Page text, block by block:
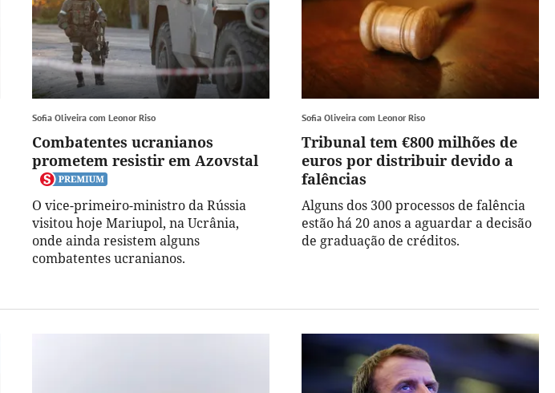
Sofia Oliveira com Leonor Riso
Combatentes ucranianos
prometem resistir em Azovstal
O vice-primeiro-ministro da Rússia
visitou hoje Mariupol, na Ucrânia,
onde ainda resistem alguns
combatentes ucranianos.
Sofia Oliveira com Leonor Riso
Tribunal tem €800 milhões de
euros por distribuir devido a
falências
Alguns dos 300 processos de falência
estão há 20 anos a aguardar a decisão
de graduação de créditos.